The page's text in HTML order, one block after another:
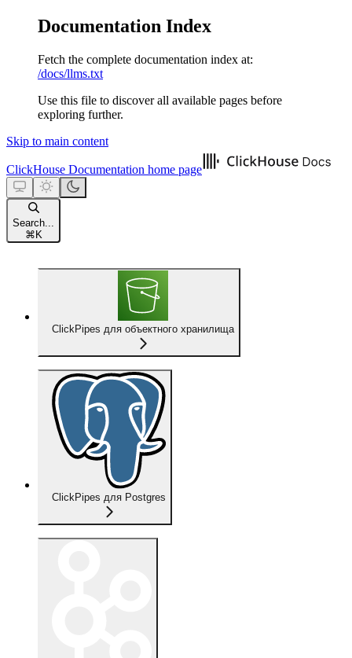
Documentation Index
Fetch the complete documentation index at:
/docs/llms.txt
Use this file to discover all available pages before
exploring further.
Skip to main content
ClickHouse Documentation home page
Search...
⌘ K
ClickPipes для объектного хранилища
ClickPipes для Postgres